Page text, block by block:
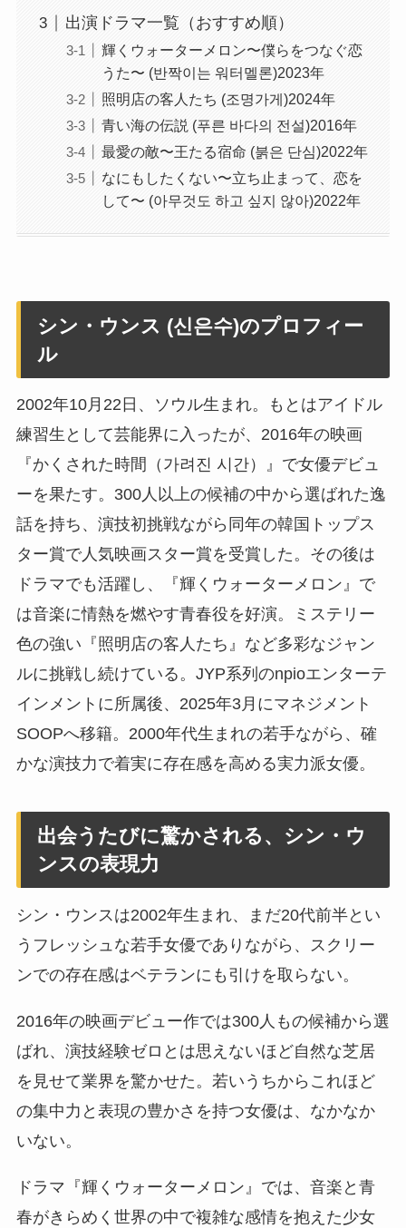
出演ドラマ一覧（おすすめ順）
輝くウォーターメロン〜僕らをつなぐ恋
うた〜 (반짝이는 워터멜론)2023年
照明店の客人たち (조명가게)2024年
青い海の伝説 (푸른 바다의 전설)2016年
最愛の敵〜王たる宿命 (붉은 단심)2022年
なにもしたくない〜立ち止まって、恋を
して〜 (아무것도 하고 싶지 않아)2022年
シン・ウンス (신은수)のプロフィー
ル
2002年10月22日、ソウル生まれ。もとはアイドル
練習生として芸能界に入ったが、2016年の映画
『かくされた時間（가려진 시간）』で女優デビュ
ーを果たす。300人以上の候補の中から選ばれた逸
話を持ち、演技初挑戦ながら同年の韓国トップス
ター賞で人気映画スター賞を受賞した。その後は
ドラマでも活躍し、『輝くウォーターメロン』で
は音楽に情熱を燃やす青春役を好演。ミステリー
色の強い『照明店の客人たち』など多彩なジャン
ルに挑戦し続けている。JYP系列のnpioエンターテ
インメントに所属後、2025年3月にマネジメント
SOOPへ移籍。2000年代生まれの若手ながら、確
かな演技力で着実に存在感を高める実力派女優。
出会うたびに驚かされる、シン・ウ
ンスの表現力
シン・ウンスは2002年生まれ、まだ20代前半とい
うフレッシュな若手女優でありながら、スクリー
ンでの存在感はベテランにも引けを取らない。
2016年の映画デビュー作では300人もの候補から選
ばれ、演技経験ゼロとは思えないほど自然な芝居
を見せて業界を驚かせた。若いうちからこれほど
の集中力と表現の豊かさを持つ女優は、なかなか
いない。
ドラマ『輝くウォーターメロン』では、音楽と青
春がきらめく世界の中で複雑な感情を抱えた少女